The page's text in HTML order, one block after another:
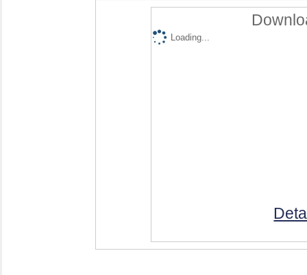
Loading...